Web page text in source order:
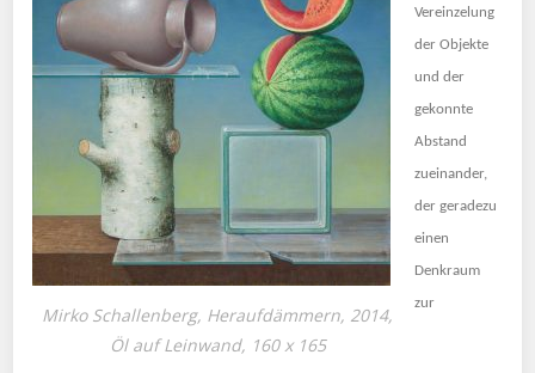
Mirko Schallenberg, Heraufdämmern, 2014,
Öl auf Leinwand, 160 x 165
Vereinzelung
der Objekte
und der
gekonnte
Abstand
zueinander,
der geradezu
einen
Denkraum
zur